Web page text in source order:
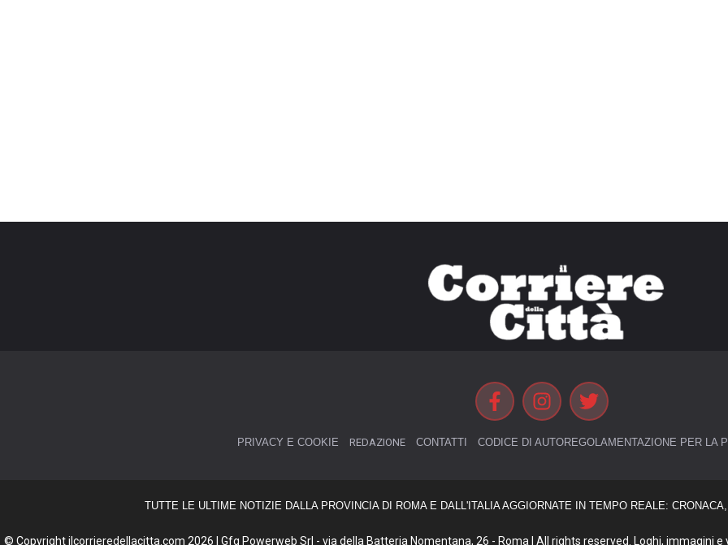
PRIVACY E COOKIE REDAZIONE CONTATTI CODICE DI AUTOREGOLAMENTAZIONE PER LA
TUTTE LE ULTIME NOTIZIE DALLA PROVINCIA DI ROMA E DALL'ITALIA AGGIORNATE IN TEMPO REALE:
© Copyright ilcorrieredellacitta.com 2026 | Gfg Powerweb Srl - via della Batteria Nomentana, 26 - Roma | All rights reserved. Loghi, immagini